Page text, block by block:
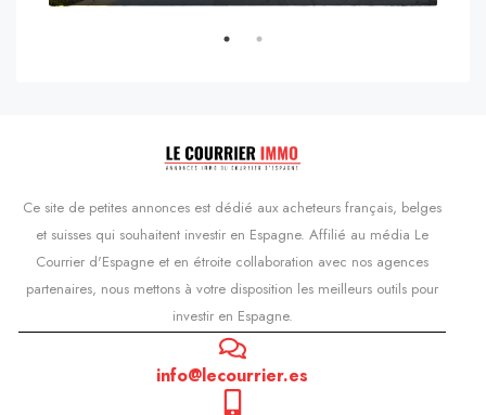
Ce site de petites annonces est dédié aux acheteurs français, belges
et suisses qui souhaitent investir en Espagne. Affilié au média Le
Courrier d'Espagne et en étroite collaboration avec nos agences
partenaires, nous mettons à votre disposition les meilleurs outils pour
investir en Espagne.
info@lecourrier.es